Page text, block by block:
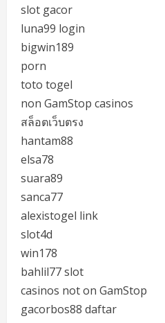
slot gacor
luna99 login
bigwin189
porn
toto togel
non GamStop casinos
สล็อตเว็บตรง
hantam88
elsa78
suara89
sanca77
alexistogel link
slot4d
win178
bahlil77 slot
casinos not on GamStop
gacorbos88 daftar